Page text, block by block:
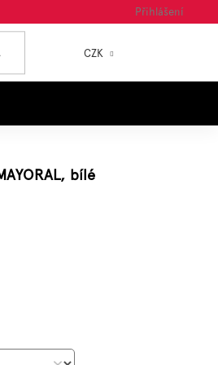
CZK
Přihlášení
bílé